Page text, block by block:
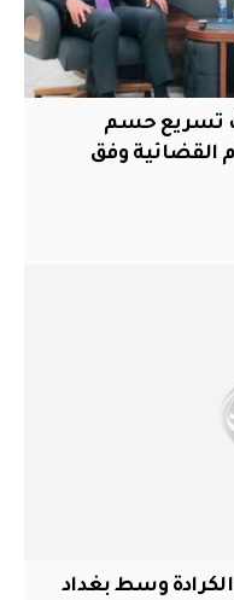
تسريع حسم
القضائية وفق
وسط بغداد